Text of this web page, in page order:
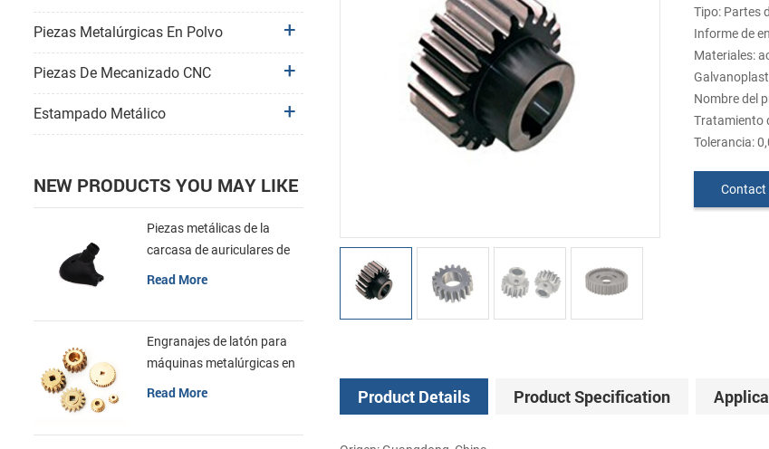
Tipo: Partes
Informe de
Materiales:
Nombre del
Tratamiento
Tolerancia:
Contact
Product Details Product Specification
Piezas Metalúrgicas En Polvo
Piezas De Mecanizado CNC
Estampado Metálico
NEW PRODUCTS YOU MAY LIKE
Piezas metálicas de la
carcasa de auriculares de
componentes electrónicos
Read More
Engranajes de latón para
máquinas metalúrgicas en
polvo sinterizadas de acero
Read More